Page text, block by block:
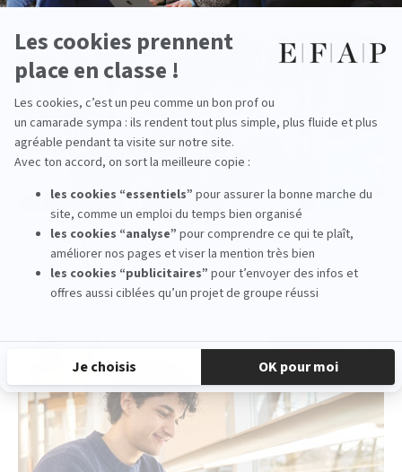
EFAP ⎮ Big Battle 2026 x Parc Astérix
lire la suite